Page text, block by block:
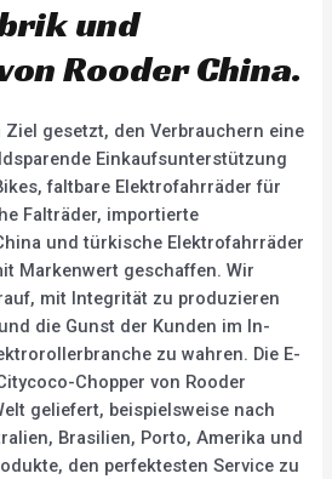
und
Rooder China.
gesetzt, den Verbrauchern eine
Einkaufsunterstützung
faltbare Elektrofahrräder für
Falträder, importierte
und türkische Elektrofahrräder
Markenwert geschaffen. Wir
mit Integrität zu produzieren
die Gunst der Kunden im In-
zu wahren. Die E-
Chopper von Rooder
geliefert, beispielsweise nach
Brasilien, Porto, Amerika und
den perfektesten Service zu